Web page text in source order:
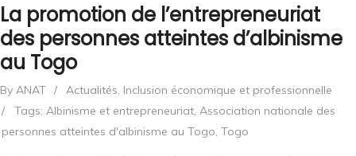
La promotion de l’entrepreneuriat
des personnes atteintes d’albinisme
au Togo
By ANAT / Actualités, Inclusion économique et professionnelle
/
Tags: Albinisme et entrepreneuriat, Association nationale des
personnes atteintes d'albinisme au Togo, Togo